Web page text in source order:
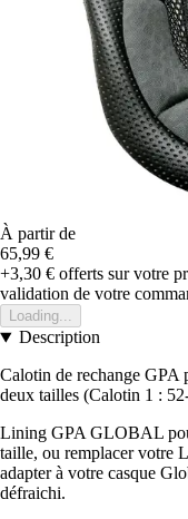
À partir de
65,99 €
+3,30 € offerts sur votre
validation de votre
Loading...
Description
Calotin de rechange GPA
deux tailles (Calotin 1 :
Lining GPA GLOBAL
taille, ou remplacer
adapter à votre casque
défraichi.